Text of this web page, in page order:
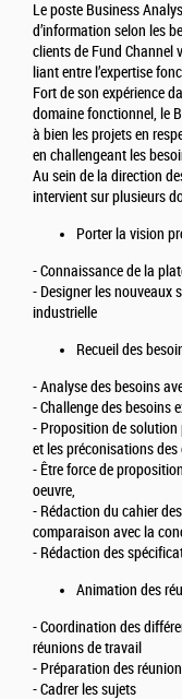
Le poste Business
d’information selon les
clients de Fund Channel
liant entre l’expertise
Fort de son expérience
domaine fonctionnel, le
à bien les projets en
en challengeant les
Au sein de la direction
intervient sur plusieurs
Porter la vision
- Connaissance de la
- Designer les nouveaux
industrielle
Recueil des
- Analyse des besoins
- Challenge des besoins
- Proposition de solution
et les préconisations
- Être force de
oeuvre,
- Rédaction du cahier
comparaison avec la
- Rédaction des
Animation des
- Coordination des
réunions de travail
- Préparation des
- Cadrer les sujets